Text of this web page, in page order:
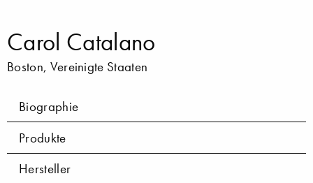
Carol Catalano
Boston, Vereinigte Staaten
Biographie
Produkte
Hersteller